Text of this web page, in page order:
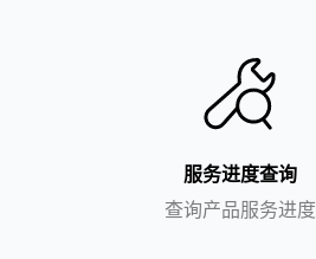
服务进度查询
查询产品服务进度